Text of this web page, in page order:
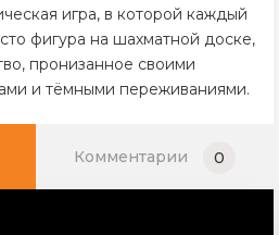
игра, в которой каждый
фигура на шахматной доске,
пронизанное своими
и тёмными переживаниями.
Комментарии 0